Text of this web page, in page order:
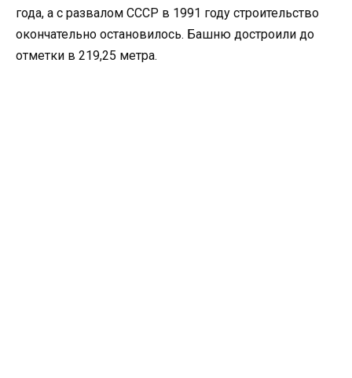
года, а с развалом СССР в 1991 году строительство
окончательно остановилось. Башню достроили до
отметки в 219,25 метра.